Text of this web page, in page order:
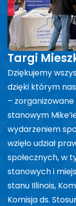
Targi
Dziękujemy
dzięki którym
–
stanowym
wydarzeniem
wzięło udział
społecznych, w
stanowych i
stanu Illinois,
Komisja ds.